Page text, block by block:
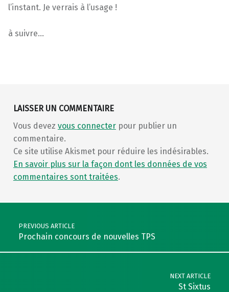
l’instant. Je verrais à l’usage !
à suivre…
LAISSER UN COMMENTAIRE
Vous devez vous connecterpour publier un
commentaire.
Ce site utilise Akismet pour réduire les indésirables.
En savoir plus sur la façon dont les données de vos
commentaires sont traitées.
Post navigation
PREVIOUS ARTICLE
Prochain concours de nouvelles TPS
NEXT ARTICLE
St Sixtus